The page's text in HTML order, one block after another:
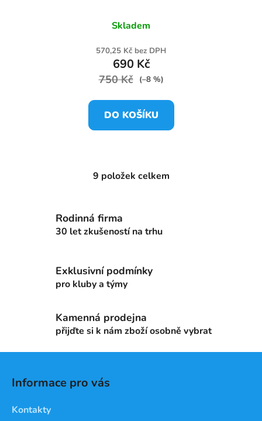
Skladem
570,25 Kč bez DPH
690 Kč
750 Kč (–8 %)
DO KOŠÍKU
O
d
í
v
k
y
v
9 položek celkem
Rodinná firma
30 let zkušeností na trhu
Exklusivní podmínky
pro kluby a týmy
Kamenná prodejna
přijďte si k nám zboží osobně vybrat
Informace pro vás
Kontakty